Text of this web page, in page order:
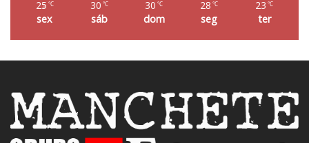
25 ℃
sex
30 ℃
sáb
30 ℃
dom
28 ℃
seg
23 ℃
ter